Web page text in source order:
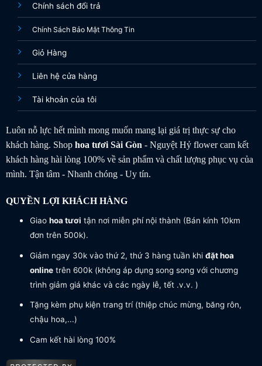
Chính sách đổi trả
Chính Sách Bảo Mật Thông Tin
Giỏ Hàng
Liên hệ cửa hàng
Tài khoản của tôi
Luôn nỗ lực hết mình mong muốn mang lại giá trị thực sự cho
khách hàng. Shop hoa tươiSài Gòn- Nguyệt Hỷ flower cam kết
khách hàng hài lòng 100% về sản phẩm và chất lượng phục vụ của
mình. Tận tâm - Nhanh chóng - Uy tín.
QUYỀN LỢI KHÁCH HÀNG
Giao hoa tươi tận nơi miễn phí nội thành (Bán kính 10km
đơn trên 500k).
Giảm ngay 30k vào thứ 2, thứ 3 hàng tuần khi đặt hoa
onlinetrên 600k (không áp dụng song song với chương
trình giảm giá khác và các ngày lễ, tết .v.v. )
Tặng kèm phụ kiện trang trí (thiệp chúc mừng, băng rôn,
chậu hoa,...)
Cam kết hài lòng 100%